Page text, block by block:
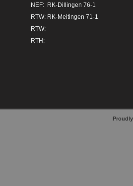
NEF: RK-Dillingen 76-1
RTW: RK-Meitingen 71-1
RTW:
RTH: